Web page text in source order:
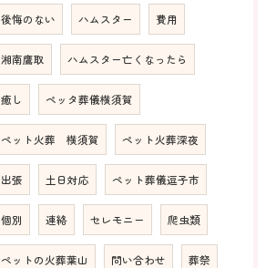
後悔のない ハムスター 費用
湘南鷹取 ハムスター亡くなったら
癒し ペッタ葬儀横須賀
ペット火葬 横須賀 ペット火葬深夜
出張 土日対応 ペット葬儀逗子市
個別 連絡 セレモニー 爬虫類
ペットの火葬葉山 問い合わせ 葬祭